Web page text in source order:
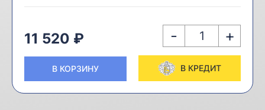
11 520 ₽ - +
В КОРЗИНУ В КРЕДИТ